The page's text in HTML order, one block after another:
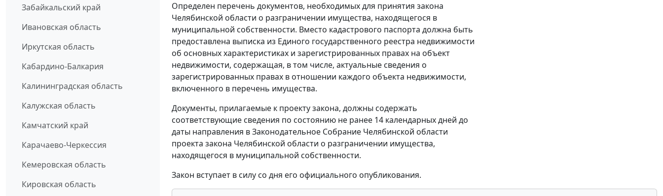
Забайкальский край
Ивановская область
Иркутская область
Кабардино-Балкария
Калининградская область
Калужская область
Камчатский край
Карачаево-Черкессия
Кемеровская область
Кировская область
Определен перечень документов, необходимых для принятия закона
Челябинской области о разграничении имущества, находящегося в
муниципальной собственности. Вместо кадастрового паспорта должна быть
предоставлена выписка из Единого государственного реестра недвижимости
об основных характеристиках и зарегистрированных правах на объект
недвижимости, содержащая, в том числе, актуальные сведения о
зарегистрированных правах в отношении каждого объекта недвижимости,
включенного в перечень имущества.
Документы, прилагаемые к проекту закона, должны содержать
соответствующие сведения по состоянию не ранее 14 календарных дней до
даты направления в Законодательное Собрание Челябинской области
проекта закона Челябинской области о разграничении имущества,
находящегося в муниципальной собственности.
Закон вступает в силу со дня его официального опубликования.